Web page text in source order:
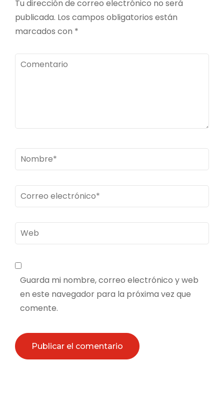
Tu dirección de correo electrónico no será
publicada. Los campos obligatorios están
marcados con *
Comentario
Nombre*
Correo
electrónico*
Web
Guarda mi nombre, correo electrónico y web
en este navegador para la próxima vez que
comente.